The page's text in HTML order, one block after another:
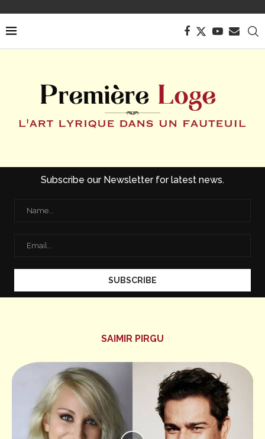
Subscribe our Newsletter for latest news.
SAIMIR PIRGU